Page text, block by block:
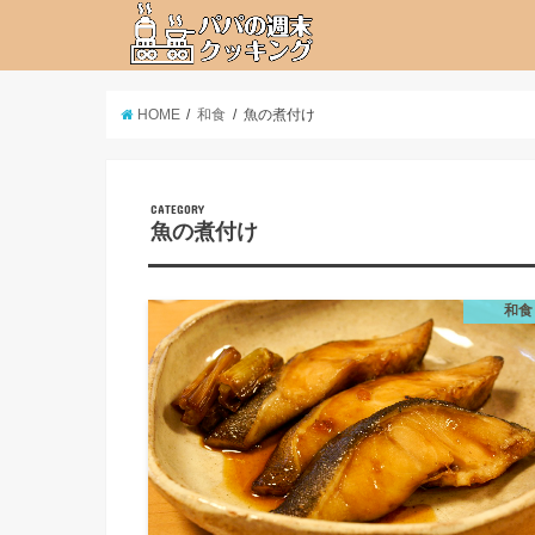
HOME 和食 魚の煮付け
CATEGORY
魚の煮付け
和食